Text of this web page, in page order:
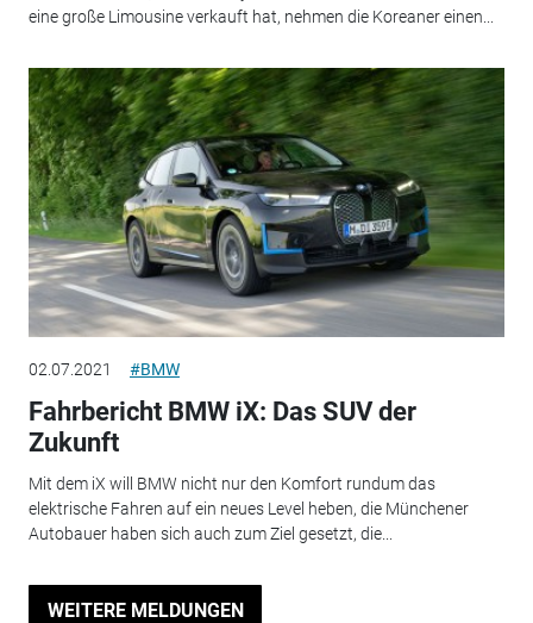
eine große Limousine verkauft hat, nehmen die Koreaner einen...
02.07.2021 #BMW
Fahrbericht BMW iX: Das SUV der
Zukunft
Mit dem iX will BMW nicht nur den Komfort rundum das
elektrische Fahren auf ein neues Level heben, die Münchener
Autobauer haben sich auch zum Ziel gesetzt, die...
WEITERE MELDUNGEN